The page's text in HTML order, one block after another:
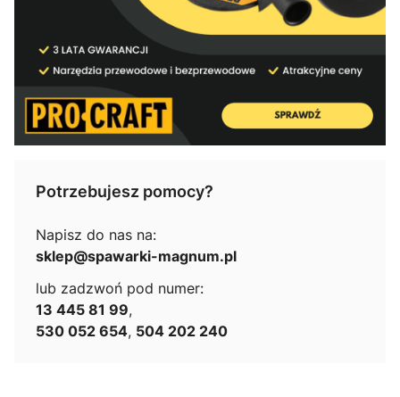
Potrzebujesz pomocy?
Napisz do nas na:
sklep@spawarki-magnum.pl
lub zadzwoń pod numer:
13 445 81 99,
530 052 654, 504 202 240